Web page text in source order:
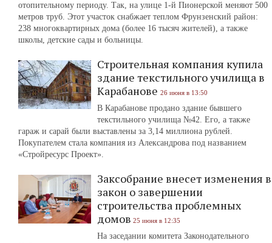
отопительному периоду. Так, на улице 1-й Пионерской меняют 500
метров труб. Этот участок снабжает теплом Фрунзенский район:
238 многоквартирных дома (более 16 тысяч жителей), а также
школы, детские сады и больницы.
Строительная компания купила
здание текстильного училища в
Карабанове 26 июня в 13:50
В Карабанове продано здание бывшего
текстильного училища №42. Его, а также
гараж и сарай были выставлены за 3,14 миллиона рублей.
Покупателем стала компания из Александрова под названием
«Стройресурс Проект».
Заксобрание внесет изменения в
закон о завершении
строительства проблемных
домов 25 июня в 12:35
На заседании комитета Законодательного